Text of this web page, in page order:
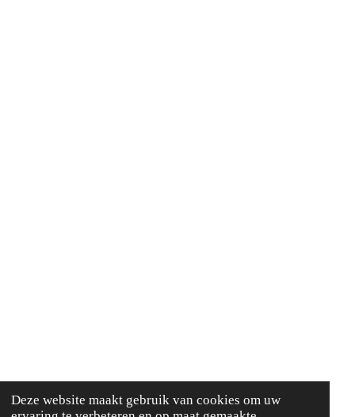
Deze website maakt gebruik van cookies om uw